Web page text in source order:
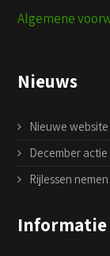
Algemene
Nieuws
Nieuwe website
December actie
Rijlessen
Informatie